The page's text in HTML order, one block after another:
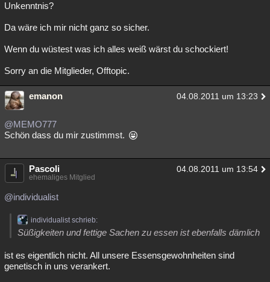
Unkenntnis?
Da wäre ich mir nicht ganz so sicher.
Wenn du wüstest was ich alles weiß wärst du schockiert!
Sorry an die Mitglieder, Offtopic.
emanon 04.08.2011 um 13:23
@MEMO777
Schön dass du mir zustimmst.
Pascoli 04.08.2011 um 13:54
ehemaliges Mitglied
@individualist
individualist schrieb:
Süßigkeiten und fettige Sachen zu essen ist ebenfalls dämlich
ist es eigentlich nicht. All unsere Essensgewohnheiten sind
genetisch in uns verankert.